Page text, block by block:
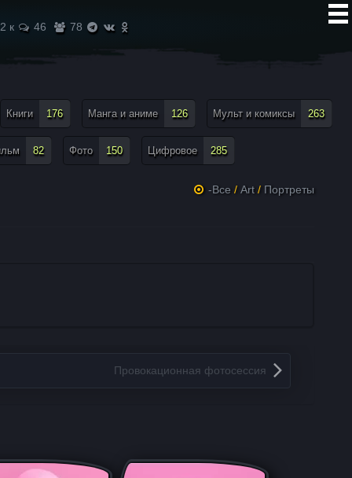
2 к 46 78
Книги 176 Манга и аниме 126 Мульт и комиксы 263
82 Фото 150 Цифровое 285
-Все / Art/ Портреты
Провокационная фотосессия